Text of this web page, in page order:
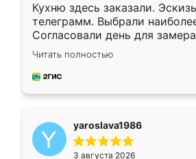
Кухню здесь заказали.
телеграмм. Выбрали
Согласовали день для
недели кухня была уже
довольны работой. Спасибо
мебель за качественную
Читать полностью
yaroslava1986
3 августа 2026